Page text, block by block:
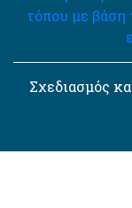
τόπου με βάση
Σχεδιασμός